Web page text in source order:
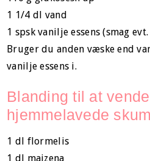
1 1/4 dl vand
1 spsk vanilje essens (smag
Bruger du anden væske end
vanilje essens i.
Blanding til at
hjemmelavede
1 dl flormelis
1 dl maizena